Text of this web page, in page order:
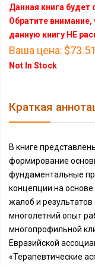
Данная книга будет
Обратите
данную книгу НЕ
Ваша цена: $73.51
Not In Stock
Краткая
В книге
формирование
фундаментальные
концепции на
жалоб и
многолетний опыт
многопрофильной
Евразийской
«Терапевтические